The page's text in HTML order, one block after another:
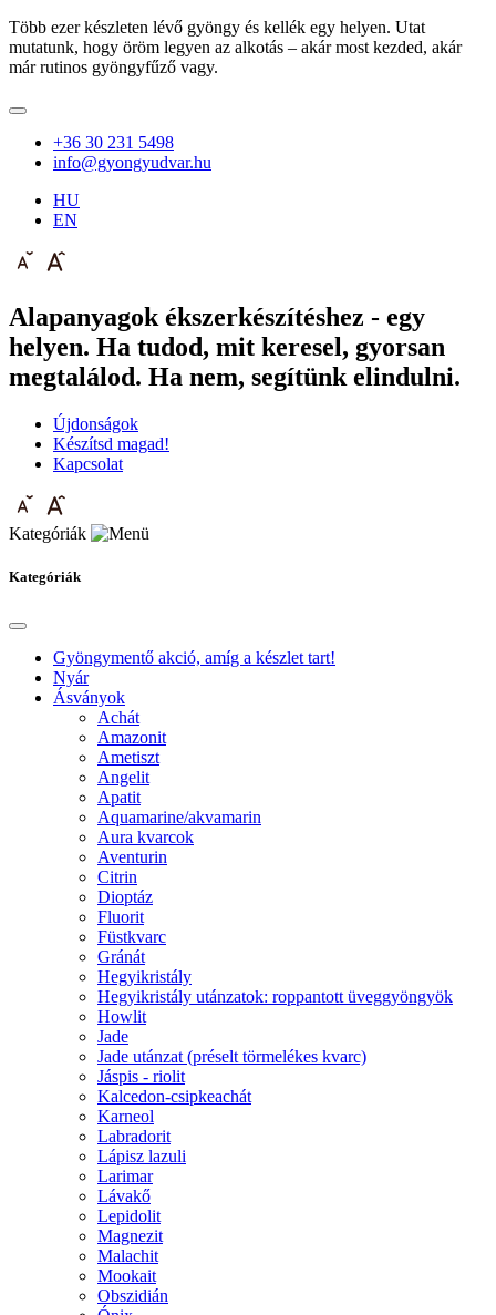
Több ezer készleten lévő gyöngy és kellék egy helyen. Utat
mutatunk, hogy öröm legyen az alkotás – akár most kezded, akár
már rutinos gyöngyfűző vagy.
+36 30 231 5498
info@gyongyudvar.hu
HU
EN
Alapanyagok ékszerkészítéshez - egy
helyen. Ha tudod, mit keresel, gyorsan
megtalálod. Ha nem, segítünk elindulni.
Újdonságok
Készítsd magad!
Kapcsolat
Kategóriák
Kategóriák
Gyöngymentő akció, amíg a készlet tart!
Nyár
Ásványok
Achát
Amazonit
Ametiszt
Angelit
Apatit
Aquamarine/akvamarin
Aura kvarcok
Aventurin
Citrin
Dioptáz
Fluorit
Füstkvarc
Gránát
Hegyikristály
Hegyikristály utánzatok: roppantott üveggyöngyök
Howlit
Jade
Jade utánzat (préselt törmelékes kvarc)
Jáspis - riolit
Kalcedon-csipkeachát
Karneol
Labradorit
Lápisz lazuli
Larimar
Lávakő
Lepidolit
Magnezit
Malachit
Mookait
Obszidián